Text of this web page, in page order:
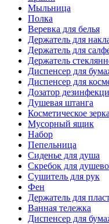
Мыльница
Полка
Веревка для белья
Держатель для
Держатель для
Держатель
Диспенсер для
Диспенсер для
Дозатор
Душевая штанга
Косметическое
Мусорный ящик
Набор
Пепельница
Сиденье для душа
Скребок для
Сушитель для рук
Фен
Держатель для
Ванная тележка
Диспенсер для